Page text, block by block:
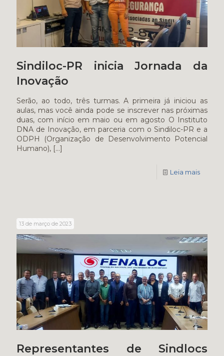
Sindiloc-PR inicia Jornada da
Inovação
Serão, ao todo, três turmas. A primeira já iniciou as
aulas, mas você ainda pode se inscrever nas próximas
duas, com início em maio ou em agosto O Instituto
DNA de Inovação, em parceria com o Sindiloc-PR e a
ODPH (Organização de Desenvolvimento Potencial
Humano), […]
Leia mais
13 de março de 2023
Representantes de Sindlocs